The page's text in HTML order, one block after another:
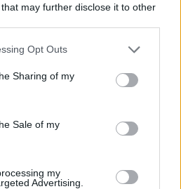
that may further disclose it to other
Opt Outs
Sharing of my
Sale of my
my
Advertising.